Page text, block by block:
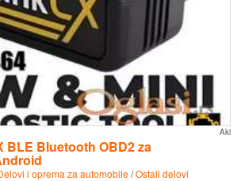
Aki
BLE Bluetooth OBD2 za
i oprema za automobile/Ostali delovi